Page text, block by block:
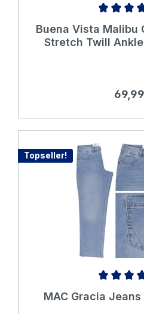
Durchschnittliche
Buena Vista Malibu
Stretch Twill
Topseller!
Durchschnittliche
MAC Gracia